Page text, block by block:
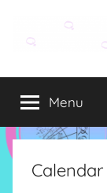
conteúdo
Grupo
Elza
Elza
é
formado
alunas,
Menu
Calendar